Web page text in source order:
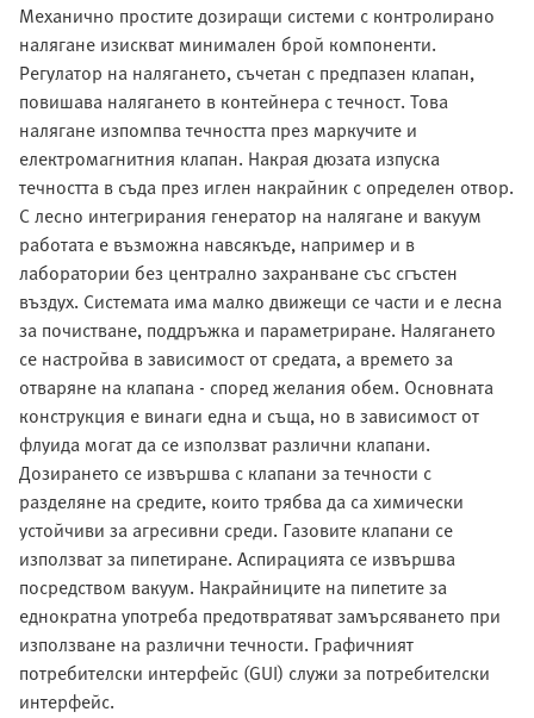
Механично простите дозиращи системи с контролирано
налягане изискват минимален брой компоненти.
Регулатор на налягането, съчетан с предпазен клапан,
повишава налягането в контейнера с течност. Това
налягане изпомпва течността през маркучите и
електромагнитния клапан. Накрая дюзата изпуска
течността в съда през иглен накрайник с определен отвор.
С лесно интегрирания генератор на налягане и вакуум
работата е възможна навсякъде, например и в
лаборатории без централно захранване със сгъстен
въздух. Системата има малко движещи се части и е лесна
за почистване, поддръжка и параметриране. Налягането
се настройва в зависимост от средата, а времето за
отваряне на клапана - според желания обем. Основната
конструкция е винаги една и съща, но в зависимост от
флуида могат да се използват различни клапани.
Дозирането се извършва с клапани за течности с
разделяне на средите, които трябва да са химически
устойчиви за агресивни среди. Газовите клапани се
използват за пипетиране. Аспирацията се извършва
посредством вакуум. Накрайниците на пипетите за
еднократна употреба предотвратяват замърсяването при
използване на различни течности. Графичният
потребителски интерфейс (GUI) служи за потребителски
интерфейс.